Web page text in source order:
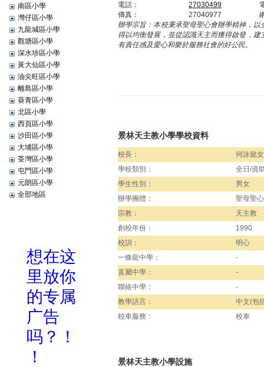
南區小學
灣仔區小學
九龍城區小學
觀塘區小學
深水埗區小學
黃大仙區小學
油尖旺區小學
離島區小學
葵青區小學
北區小學
西頁區小學
沙田區小學
大埔區小學
荃灣區小學
屯門區小學
元朗區小學
全部地區
電話：
27030499
傳真：
27040977
辦學宗旨：本校秉承聖母聖心會辦學精神，
得以均衡發展，並從認識天主而獲得啟發，
有責任感及愛心和樂於服務社會的好公民。
景林天主教小學學校資料
校長：
何詠懿
學校類別：
全日/資
學生性別：
男女
辦學團體：
聖母聖
宗教：
天主教
創校年份：
1990
校訓：
明心
一條龍中學：
-
直屬中學：
-
聯絡中學：
-
教學語言：
中文(包
校車服務：
校車
景林天主教小學設施